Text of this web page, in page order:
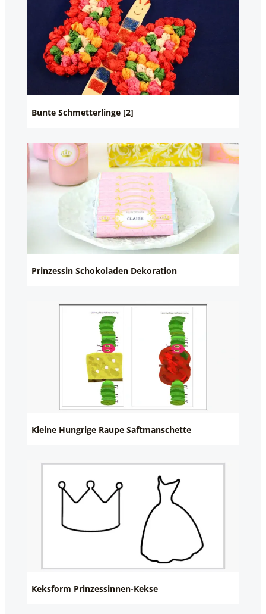
Bunte Schmetterlinge [2]
Prinzessin Schokoladen Dekoration
Kleine Hungrige Raupe Saftmanschette
Keksform Prinzessinnen-Kekse